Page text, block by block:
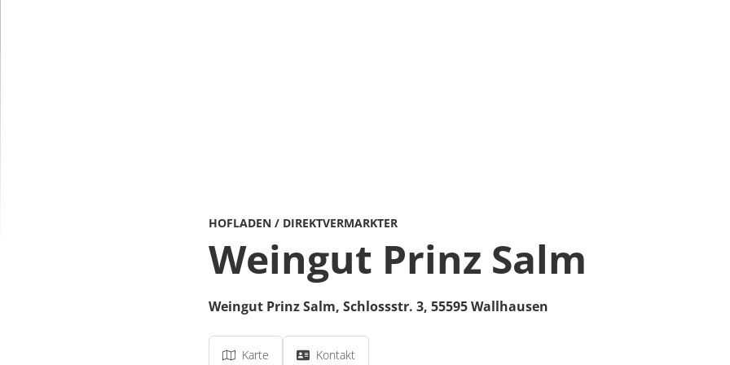
HOFLADEN / DIREKTVERMARKTER
Weingut Prinz Salm
Weingut Prinz Salm, Schlossstr. 3, 55595Wallhausen
Karte Kontakt